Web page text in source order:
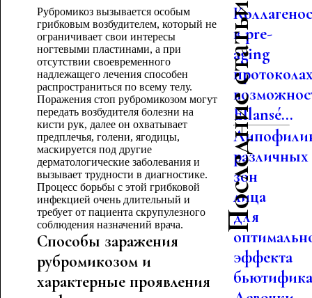
Рубромикоз вызывается особым
грибковым возбудителем, который не
ограничивает свои интересы
ногтевыми пластинами, а при
отсутствии своевременного
надлежащего лечения способен
распространиться по всему телу.
Поражения стоп рубромикозом могут
передать возбудителя болезни на
кисти рук, далее он охватывает
предплечья, голени, ягодицы,
маскируется под другие
дерматологические заболевания и
вызывает трудности в диагностике.
Процесс борьбы с этой грибковой
инфекцией очень длительный и
требует от пациента скрупулезного
соблюдения назначений врача.
Способы заражения
рубромикозом и
характерные проявления
Последние статьи
в pre-
aging
Ellansé...
различных
зон
лица
для
эффекта